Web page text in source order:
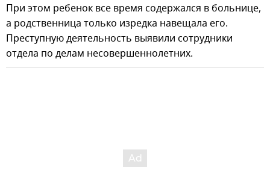
При этом ребенок все время содержался в больнице,
а родственница только изредка навещала его.
Преступную деятельность выявили сотрудники
отдела по делам несовершеннолетних.